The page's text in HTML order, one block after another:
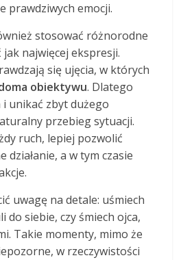
prawdziwych emocji.
stosować różnorodne
najwięcej ekspresji.
się ujęcia, w których
obiektywu. Dlatego
unikać zbyt dużego
przebieg sytuacji.
ruch, lepiej pozwolić
działanie, a w tym czasie
uwagę na detale: uśmiech
siebie, czy śmiech ojca,
Takie momenty, mimo że
w rzeczywistości